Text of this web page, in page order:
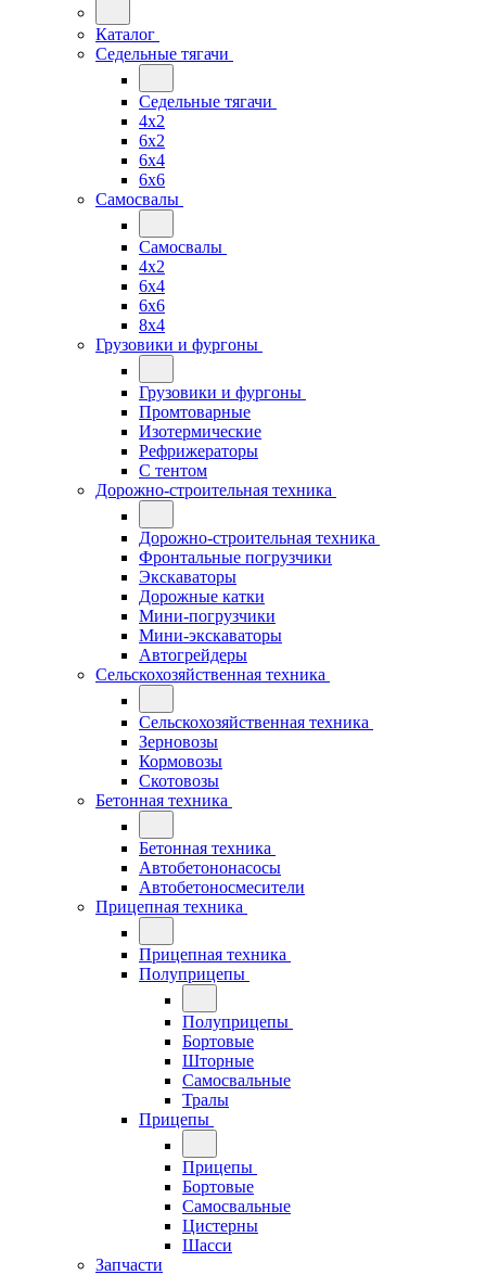
Каталог
Седельные тягачи
Седельные тягачи
4x2
6x2
6x4
6x6
Самосвалы
Самосвалы
4x2
6x4
6x6
8x4
Грузовики и фургоны
Грузовики и фургоны
Промтоварные
Изотермические
Рефрижераторы
С тентом
Дорожно-строительная техника
Дорожно-строительная техника
Фронтальные погрузчики
Экскаваторы
Дорожные катки
Мини-погрузчики
Мини-экскаваторы
Автогрейдеры
Сельскохозяйственная техника
Сельскохозяйственная техника
Зерновозы
Кормовозы
Скотовозы
Бетонная техника
Бетонная техника
Автобетононасосы
Автобетоносмесители
Прицепная техника
Прицепная техника
Полуприцепы
Полуприцепы
Бортовые
Шторные
Самосвальные
Тралы
Прицепы
Прицепы
Бортовые
Самосвальные
Цистерны
Шасси
Запчасти